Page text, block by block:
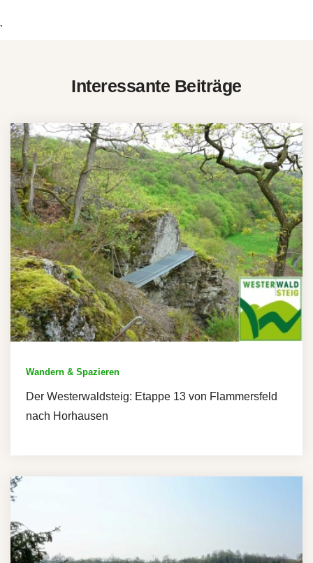
`
Interessante Beiträge
Wandern & Spazieren
Der Westerwaldsteig: Etappe 13 von Flammersfeld
nach Horhausen